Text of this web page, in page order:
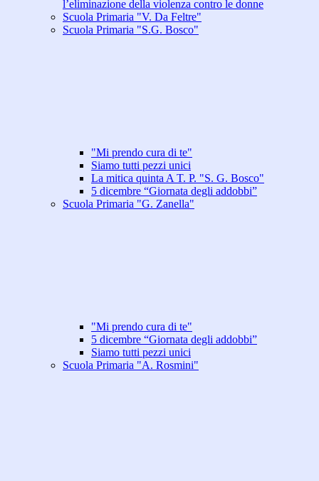
l’eliminazione della violenza contro le donne
Scuola Primaria "V. Da Feltre"
Scuola Primaria "S.G. Bosco"
"Mi prendo cura di te"
Siamo tutti pezzi unici
La mitica quinta A T. P. "S. G. Bosco"
5 dicembre “Giornata degli addobbi”
Scuola Primaria "G. Zanella"
"Mi prendo cura di te"
5 dicembre “Giornata degli addobbi”
Siamo tutti pezzi unici
Scuola Primaria "A. Rosmini"